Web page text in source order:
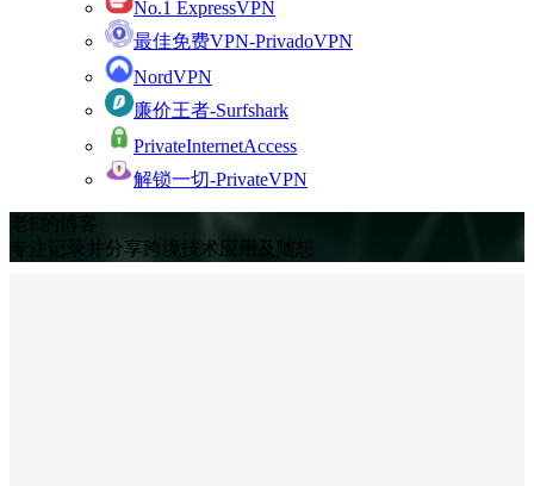
No.1 ExpressVPN
最佳免费VPN-PrivadoVPN
NordVPN
廉价王者-Surfshark
PrivateInternetAccess
解锁一切-PrivateVPN
老E的博客
专注记录并分享跨境技术应用及随想